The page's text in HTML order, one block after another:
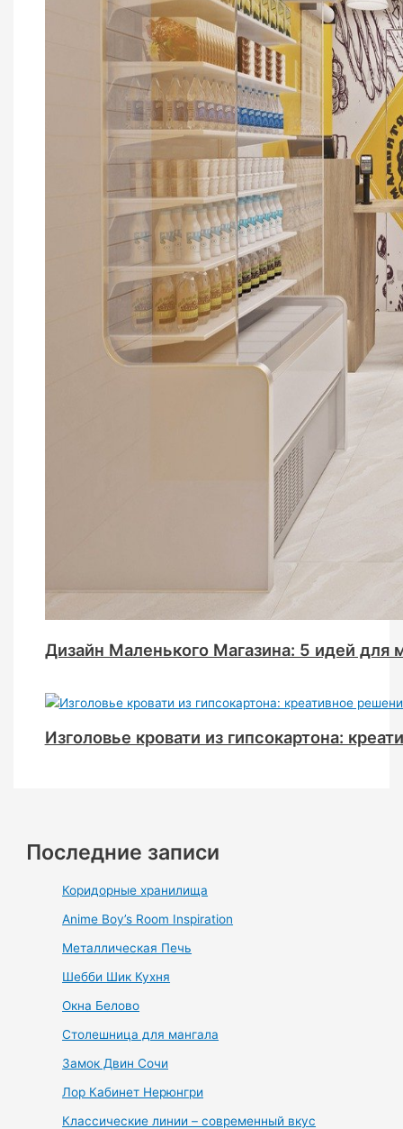
Дизайн Маленького Магазина: 5 идей для
Изголовье кровати из гипсокартона:
Последние записи
Коридорные хранилища
Anime Boy’s Room Inspiration
Металлическая Печь
Шебби Шик Кухня
Окна Белово
Столешница для мангала
Замок Двин Сочи
Лор Кабинет Нерюнгри
Классические линии – современный вкус